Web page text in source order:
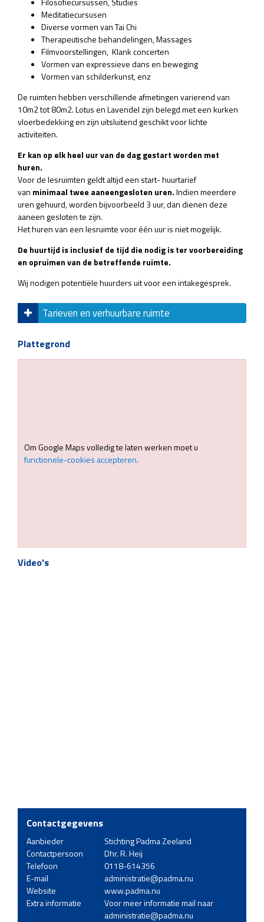
Meditatiecursusen
Diverse vormen van Tai Chi
Therapeutische behandelingen, Massages
Filmvoorstellingen, Klank concerten
Vormen van expressieve dans en beweging
Vormen van schilderkunst, enz
De ruimten hebben verschillende afmetingen varierend van
10m2 tot 80m2. Lotus en Lavendel zijn belegd met een kurken
vloerbedekking en zijn uitsluitend geschikt voor lichte
activiteiten.
Er kan op elk heel uur van de dag gestart worden met
huren.
Voor de lesruimten geldt altijd een start- huurtarief
van minimaal twee aaneengesloten uren.Indien meerdere
uren gehuurd, worden bijvoorbeeld 3 uur, dan dienen deze
aaneen gesloten te zijn.
Het huren van een lesruimte voor één uur is niet mogelijk.
De huurtijd is inclusief de tijd die nodig is ter voorbereiding
en opruimen van de betreffende ruimte.
Wij nodigen potentiële huurders uit voor een intakegesprek.
Tarieven en verhuurbare ruimte
Plattegrond
Om Google Maps volledig te laten werken moet u
functionele-cookies accepteren.
Video's
Contactgegevens
Aanbieder
Stichting Padma Zeeland
Contactpersoon
Dhr. R. Heij
Telefoon
0118-614356
E-mail
administratie@padma.nu
Website
www.padma.nu
Extra informatie
Voor meer informatie mail naar
administratie@padma.nu